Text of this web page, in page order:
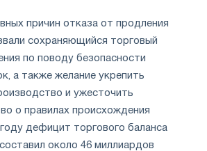
причин отказа от продления
сохраняющийся торговый
по поводу безопасности
а также желание укрепить
и ужесточить
о правилах происхождения
дефицит торгового баланса
около 46 миллиардов